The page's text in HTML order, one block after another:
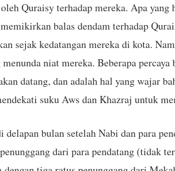
Quraisy terhadap mereka. Apa yang
balas dendam terhadap
sejak kedatangan mereka di kota.
niat mereka. Beberapa
datang, dan adalah hal yang wajar
suku Aws dan Khazraj untuk
bulan setelah Nabi dan para
dari para pendatang (tidak